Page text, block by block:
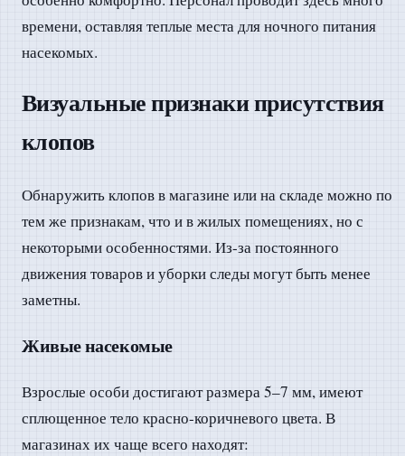
времени, оставляя теплые места для ночного питания
насекомых.
Визуальные признаки присутствия
клопов
Обнаружить клопов в магазине или на складе можно по
тем же признакам, что и в жилых помещениях, но с
некоторыми особенностями. Из-за постоянного
движения товаров и уборки следы могут быть менее
заметны.
Живые насекомые
Взрослые особи достигают размера 5–7 мм, имеют
сплющенное тело красно-коричневого цвета. В
магазинах их чаще всего находят: